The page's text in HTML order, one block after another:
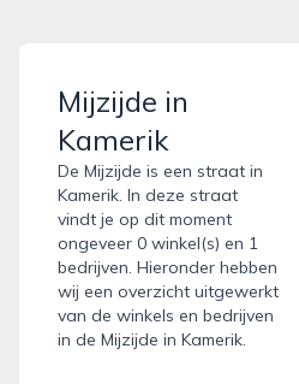
Mijzijde in
Kamerik
De Mijzijde is een straat in
Kamerik. In deze straat
vindt je op dit moment
ongeveer 0 winkel(s) en 1
bedrijven. Hieronder hebben
wij een overzicht uitgewerkt
van de winkels en bedrijven
in de Mijzijde in Kamerik.